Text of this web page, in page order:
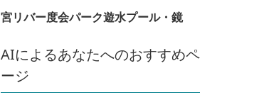
宮リバー度会パーク遊水プール・鏡
AIによるあなたへのおすすめペ
ージ